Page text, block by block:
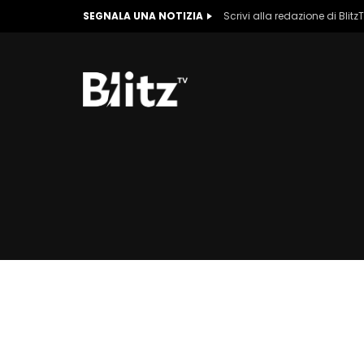
SEGNALA UNA NOTIZIA Scrivi alla redazione di